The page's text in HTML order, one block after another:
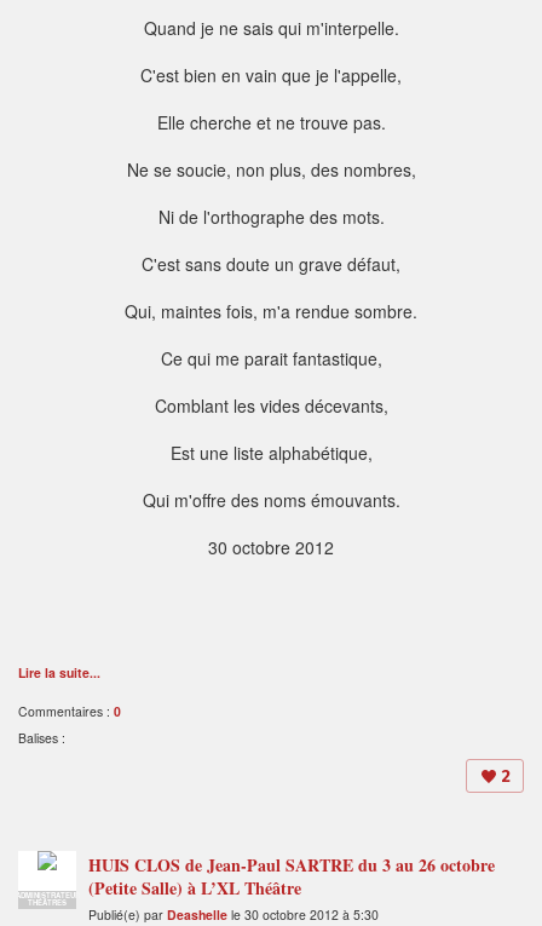
Quand je ne sais qui m'interpelle.
C'est bien en vain que je l'appelle,
Elle cherche et ne trouve pas.
Ne se soucie, non plus, des nombres,
Ni de l'orthographe des mots.
C'est sans doute un grave défaut,
Qui, maintes fois, m'a rendue sombre.
Ce qui me parait fantastique,
Comblant les vides décevants,
Est une liste alphabétique,
Qui m'offre des noms émouvants.
30 octobre 2012
Lire la suite...
Commentaires : 0
Balises :
2
ADMINISTRATEUR
THÉÂTRES
HUIS CLOS de Jean-Paul SARTRE du 3 au 26 octobre
(Petite Salle) à L’XL Théâtre
Publié(e) par Deashelle le 30 octobre 2012 à 5:30